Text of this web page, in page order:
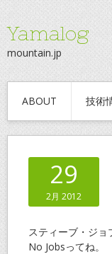
Yamalog
mountain.jp
ABOUT 技術
29
2月 2012
スティーブ・ジョ
No Jobsってね。